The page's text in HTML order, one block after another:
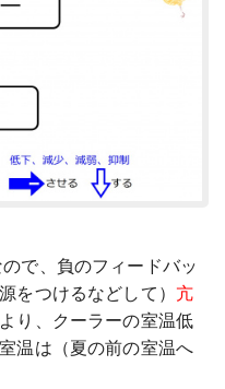
で、負のフィードバッ
をつけるなどして） 亢
り、クーラーの室温低
温は（夏の前の室温へ